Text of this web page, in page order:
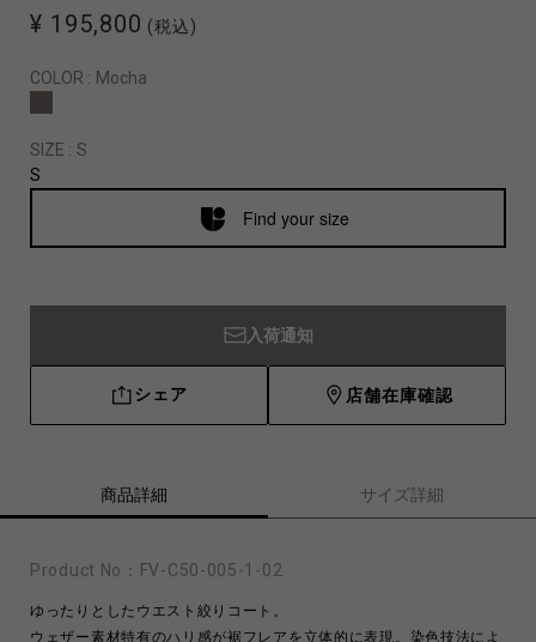
¥ 195,800 (税込)
COLOR : Mocha
SIZE : S
S
Find your size
入荷通知
シェア 店舗在庫確認
商品詳細 サイズ詳細
Product No： FV-C50-005-1-02
ゆったりとしたウエスト絞りコート。
ウェザー素材特有のハリ感が裾フレアを立体的に表現。染色技法によ